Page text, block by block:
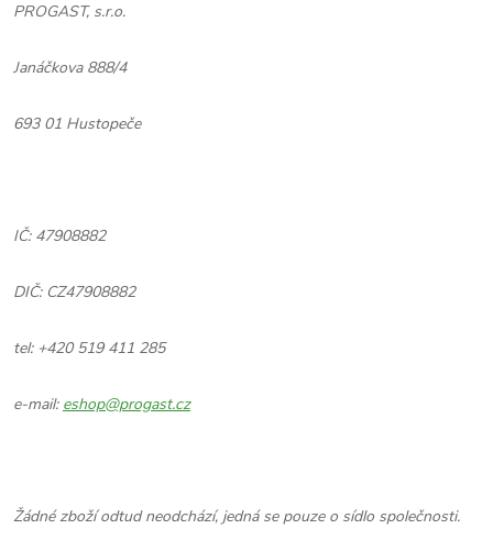
PROGAST, s.r.o.
Janáčkova 888/4
693 01 Hustopeče
IČ: 47908882
DIČ: CZ47908882
tel: +420 519 411 285
e-mail: eshop@progast.cz
Žádné zboží odtud neodchází, jedná se pouze o sídlo společnosti.